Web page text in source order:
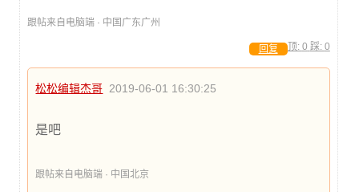
跟帖来自电脑端 · 中国广东广州
顶: 0 踩: 0
回复
松松编辑杰哥 2019-06-01 16:30:25
是吧
跟帖来自电脑端 · 中国北京